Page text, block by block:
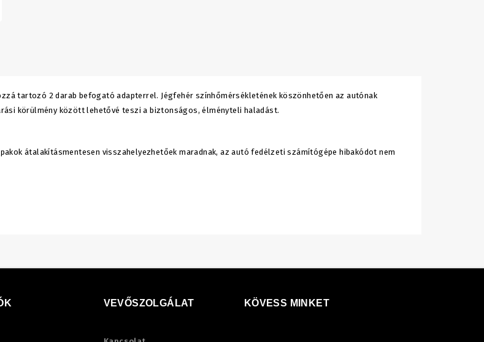
tartozó 2 darab befogató adapterrel. Jégfehér színhőmérsékletének köszönhetően az autónak
körülmény között lehetővé teszi a biztonságos, élményteli haladást.
átalakításmentesen visszahelyezhetőek maradnak, az autó fedélzeti számítógépe hibakódot nem
VEVŐSZOLGÁLAT KÖVESS MINKET